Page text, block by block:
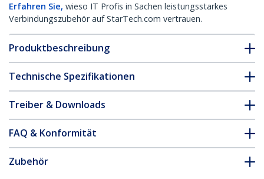
Erfahren Sie, wieso IT Profis in Sachen leistungsstarkes
Verbindungszubehör auf StarTech.com vertrauen.
Produktbeschreibung
Technische Spezifikationen
Treiber & Downloads
FAQ & Konformität
Zubehör